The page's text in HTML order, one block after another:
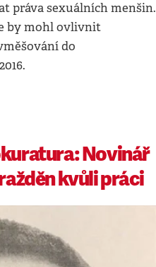
práva sexuálních menšin.
by mohl ovlivnit
do
Novinář
kvůli práci